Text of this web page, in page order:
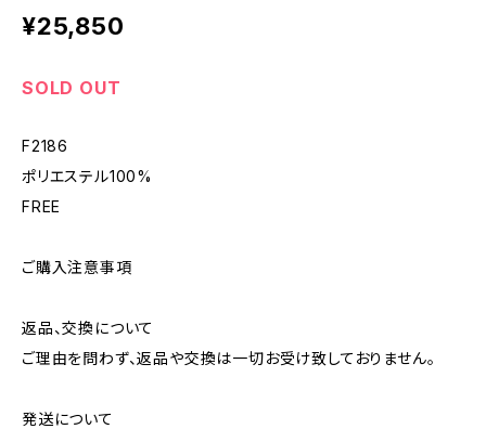
¥25,850
SOLD OUT
F2186
ポリエステル100%
FREE
ご購入注意事項
返品、交換について
ご理由を問わず、返品や交換は一切お受け致しておりません。
発送について